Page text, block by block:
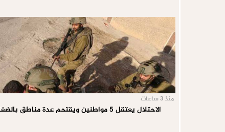
منذ 3 ساعات
الاحتلال يعتقل 5 مواطنين ويقتحم عدة مناطق بالضفة